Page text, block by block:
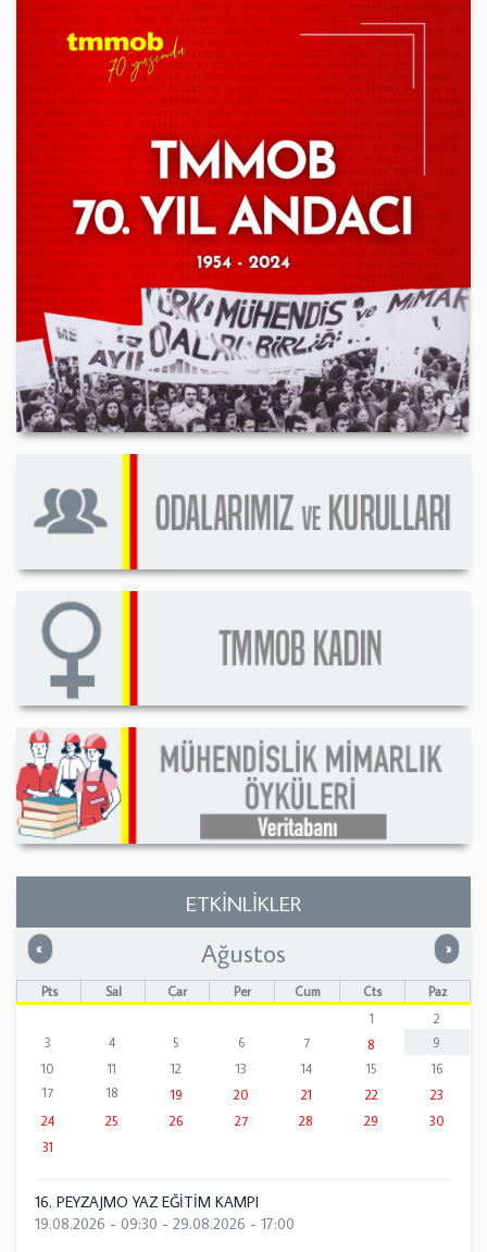
ETKİNLİKLER
« Önceki »
Ağustos
Pts Sal Çar Per Cum Cts
Paz
1
2
3
4 5 6 7 8
9
10
11 12 13 14 15
16
17
18 19 20 21 22
23
24
25 26 27 28 29
30
31
16. PEYZAJMO YAZ EĞİTİM KAMPI
19.08.2026 - 09:30 - 29.08.2026 - 17:00